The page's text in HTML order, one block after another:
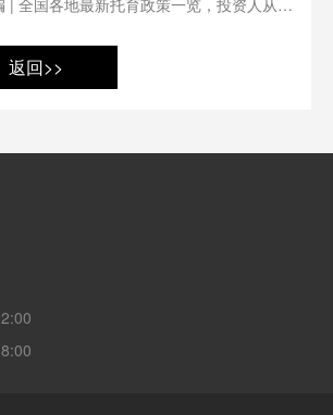
| 全国各地最新托育政策一览，投资人从业
返回>>